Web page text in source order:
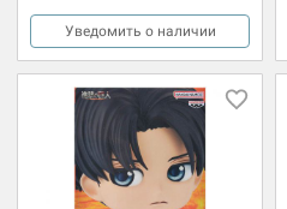
Уведомить о наличии